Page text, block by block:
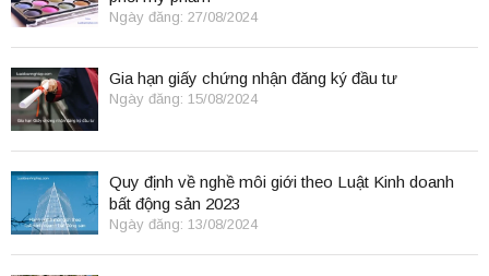
Ngày đăng: 27/08/2024
Gia hạn giấy chứng nhận đăng ký đầu tư
Ngày đăng: 15/08/2024
Quy định về nghề môi giới theo Luật Kinh doanh
bất động sản 2023
Ngày đăng: 13/08/2024